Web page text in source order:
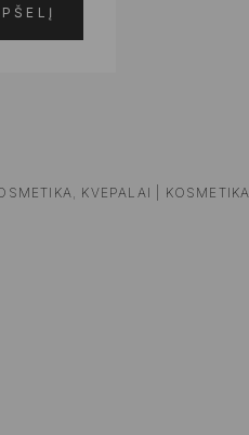
KVEPALAI | KOSMETIKA